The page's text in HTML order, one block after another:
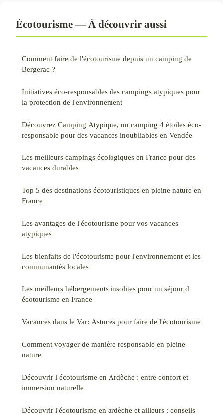
Écotourisme — À découvrir aussi
Comment faire de l'écotourisme depuis un camping de
Bergerac ?
Initiatives éco-responsables des campings atypiques pour
la protection de l'environnement
Découvrez Camping Atypique, un camping 4 étoiles éco-
responsable pour des vacances inoubliables en Vendée
Les meilleurs campings écologiques en France pour des
vacances durables
Top 5 des destinations écotouristiques en pleine nature en
France
Les avantages de l'écotourisme pour vos vacances
atypiques
Les bienfaits de l'écotourisme pour l'environnement et les
communautés locales
Les meilleurs hébergements insolites pour un séjour d
écotourisme en France
Vacances dans le Var: Astuces pour faire de l'écotourisme
Comment voyager de manière responsable en pleine
nature
Découvrir l écotourisme en Ardèche : entre confort et
immersion naturelle
Découvrir l'écotourisme en ardèche et ailleurs : conseils